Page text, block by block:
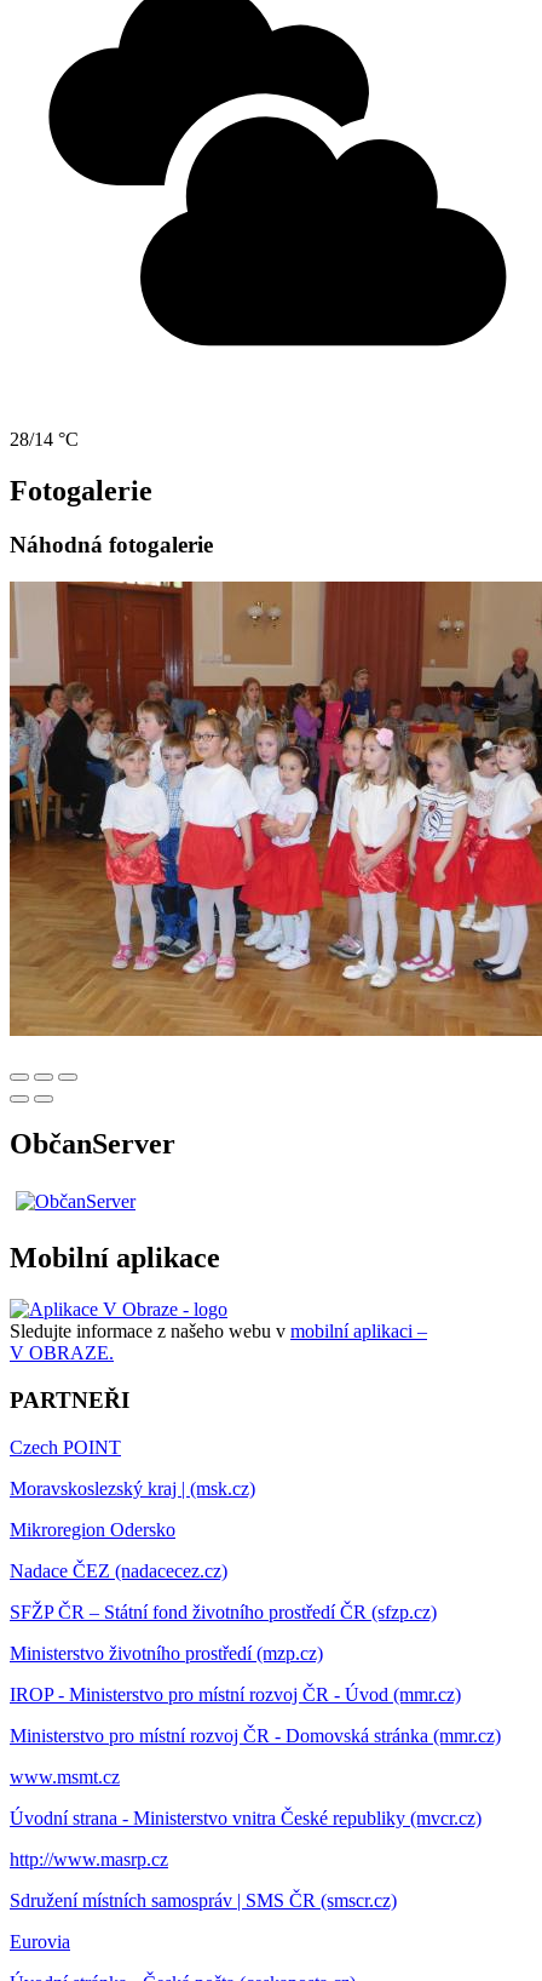
28/14 °C
Fotogalerie
Náhodná fotogalerie
ObčanServer
Mobilní aplikace
Sledujte informace z našeho webu v mobilní aplikaci –
V OBRAZE.
PARTNEŘI
Czech POINT
Moravskoslezský kraj | (msk.cz)
Mikroregion Odersko
Nadace ČEZ (nadacecez.cz)
SFŽP ČR – Státní fond životního prostředí ČR (sfzp.cz)
Ministerstvo životního prostředí (mzp.cz)
IROP - Ministerstvo pro místní rozvoj ČR - Úvod (mmr.cz)
Ministerstvo pro místní rozvoj ČR - Domovská stránka (mmr.cz)
www.msmt.cz
Úvodní strana - Ministerstvo vnitra České republiky (mvcr.cz)
http://www.masrp.cz
Sdružení místních samospráv | SMS ČR (smscr.cz)
Eurovia